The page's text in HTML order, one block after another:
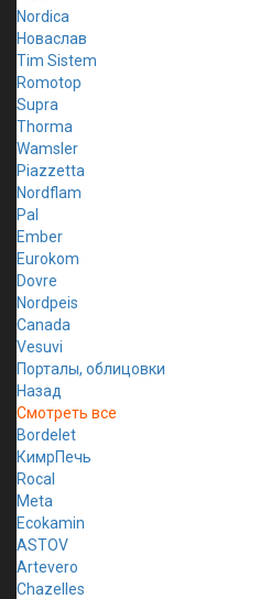
Nordica
Новаслав
Tim Sistem
Romotop
Supra
Thorma
Wamsler
Piazzetta
Nordflam
Pal
Ember
Eurokom
Dovre
Nordpeis
Canada
Vesuvi
Порталы, облицовки
Назад
Смотреть все
Bordelet
КимрПечь
Rocal
Meta
Ecokamin
ASTOV
Artevero
Chazelles